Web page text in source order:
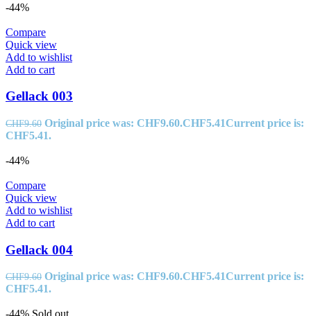
-44%
Compare
Quick view
Add to wishlist
Add to cart
Gellack 003
CHF9.60 Original price was: CHF9.60.CHF5.41Current price is:
CHF5.41.
-44%
Compare
Quick view
Add to wishlist
Add to cart
Gellack 004
CHF9.60 Original price was: CHF9.60.CHF5.41Current price is:
CHF5.41.